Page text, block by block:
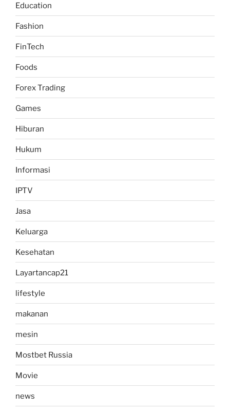
Education
Fashion
FinTech
Foods
Forex Trading
Games
Hiburan
Hukum
Informasi
IPTV
Jasa
Keluarga
Kesehatan
Layartancap21
lifestyle
makanan
mesin
Mostbet Russia
Movie
news